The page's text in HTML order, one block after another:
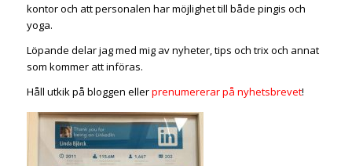
kontor och att personalen har möjlighet till både pingis och
yoga.
Löpande delar jag med mig av nyheter, tips och trix och annat
som kommer att införas.
Håll utkik på bloggen ellerprenumererar på nyhetsbrevet!